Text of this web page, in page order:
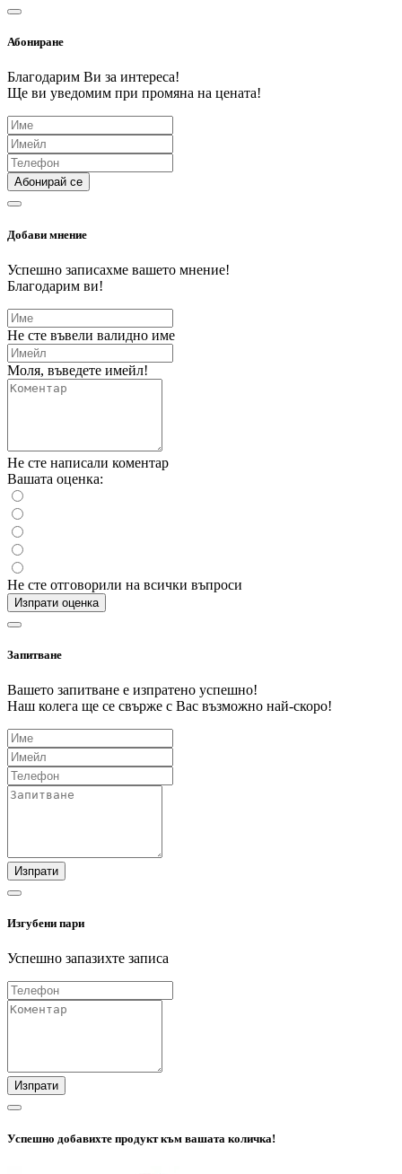
Абониране
Благодарим Ви за интереса!
Ще ви уведомим при промяна на цената!
Абонирай се
Добави мнение
Успешно записахме вашето мнение!
Благодарим ви!
Не сте въвели валидно име
Моля, въведете имейл!
Не сте написали коментар
Вашата оценка:
Не сте отговорили на всички въпроси
Изпрати оценка
Запитване
Вашето запитване е изпратено успешно!
Наш колега ще се свърже с Вас възможно най-скоро!
Изпрати
Изгубени пари
Успешно запазихте записа
Изпрати
Успешно добавихте продукт към вашата количка!